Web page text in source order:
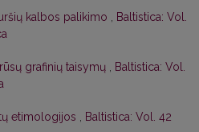
kalbos palikimo
Baltistica: Vol.
grafinių taisymų
Baltistica: Vol.
etimologijos
Baltistica: Vol. 42